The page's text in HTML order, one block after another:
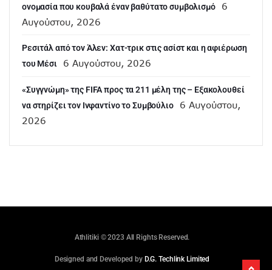
ονομασία που κουβαλά έναν βαθύτατο συμβολισμό
6
Αυγούστου, 2026
Ρεσιτάλ από τον Άλεν: Χατ-τρικ στις ασίστ και η αφιέρωση
του Μέσι
6 Αυγούστου, 2026
«Συγγνώμη» της FIFA προς τα 211 μέλη της – Εξακολουθεί
να στηρίζει τον Ινφαντίνο το Συμβούλιο
6 Αυγούστου,
2026
Athlitiki © 2023 All Rights Reserved.
Designed and Developed by D.G. Techlink Limited